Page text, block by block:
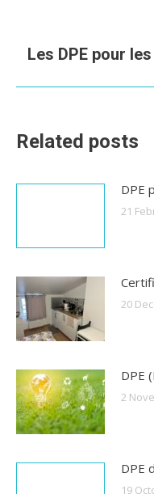
Les DPE pour
Related posts
DPE
21
20
DPE
2
DPE
19